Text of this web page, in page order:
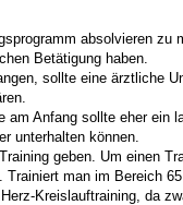
absolvieren
Betätigung haben.
sollte eine ärztliche
Anfang sollte eher ein
unterhalten können.
geben. Um einen
man im Bereich
Kreislauftraining, da